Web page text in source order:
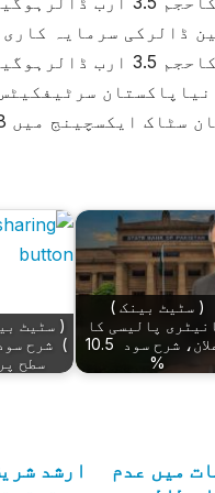
ڈیجیٹل اکائونٹس کے ذریعہ 68 ملین
سمندرپارپاکستانیوں کی
( سٹیٹ بینک )
پالیسی کا
اعلان، شرح سود 10.5
%
( سٹیٹ
سطح
ارشد
میں عدم